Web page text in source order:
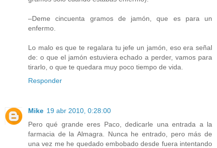
–Deme cincuenta gramos de jamón, que es para un
enfermo.
Lo malo es que te regalara tu jefe un jamón, eso era señal
de: o que el jamón estuviera echado a perder, vamos para
tirarlo, o que te quedara muy poco tiempo de vida.
Responder
Mike 19 abr 2010, 0:28:00
Pero qué grande eres Paco, dedicarle una entrada a la
farmacia de la Almagra. Nunca he entrado, pero más de
una vez me he quedado embobado desde fuera intentando